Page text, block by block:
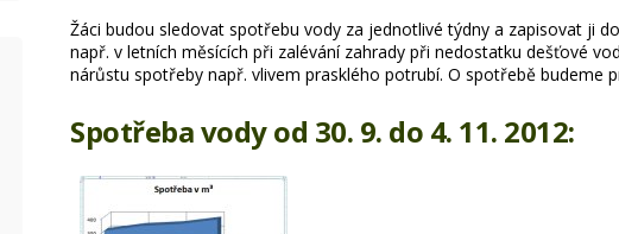
Žáci budou sledovat spotřebu vody za jednotlivé týdny a zapisovat ji
např. v letních měsících při zalévání zahrady při nedostatku dešťové
nárůstu spotřeby např. vlivem prasklého potrubí. O spotřebě budeme
Spotřeba vody od 30. 9. do 4. 11. 2012: